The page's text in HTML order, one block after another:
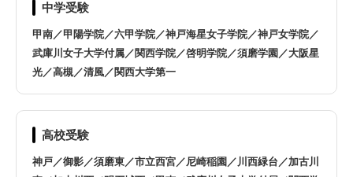
たつの市 オンライン指導は全国対応
中学受験
甲南／甲陽学院／六甲学院／神戸海星女子学院／神戸女学院／
武庫川女子大学付属／関西学院／啓明学院／須磨学園／大阪星
光／高槻／清風／関西大学第一
高校受験
神戸／御影／須磨東／市立西宮／尼崎稲園／川西緑台／加古川